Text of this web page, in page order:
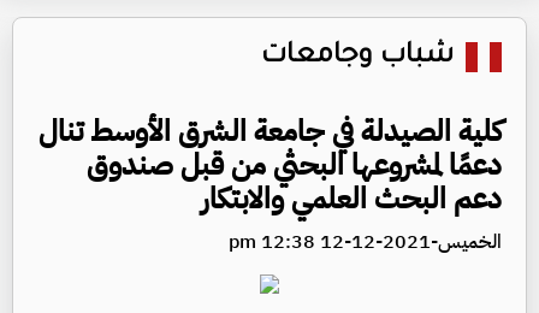
شباب وجامعات
كلية الصيدلة في جامعة الشرق الأوسط تنال
دعمًا لمشروعها البحثي من قبل صندوق
دعم البحث العلمي والابتكار
الخميس-2021-12-12 12:38 pm